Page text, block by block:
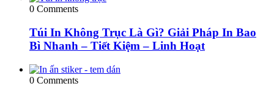
0 Comments
Túi In Không Trục Là Gì? Giải Pháp In Bao
Bì Nhanh – Tiết Kiệm – Linh Hoạt
0 Comments